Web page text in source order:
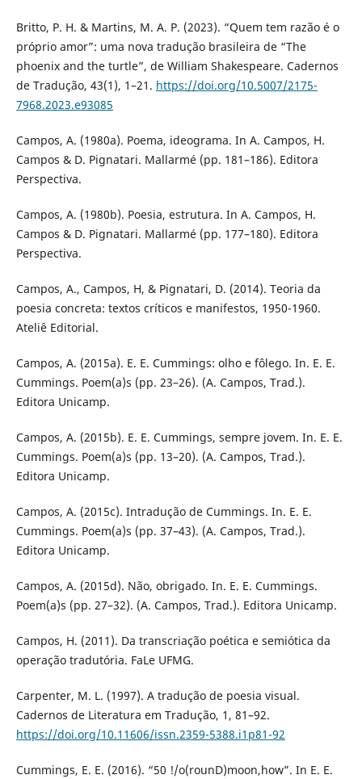
Britto, P. H. & Martins, M. A. P. (2023). “Quem tem razão é o
próprio amor”: uma nova tradução brasileira de “The
phoenix and the turtle”, de William Shakespeare. Cadernos
de Tradução, 43(1), 1–21. https://doi.org/10.5007/2175-
7968.2023.e93085
Campos, A. (1980a). Poema, ideograma. In A. Campos, H.
Campos & D. Pignatari. Mallarmé (pp. 181–186). Editora
Perspectiva.
Campos, A. (1980b). Poesia, estrutura. In A. Campos, H.
Campos & D. Pignatari. Mallarmé (pp. 177–180). Editora
Perspectiva.
Campos, A., Campos, H, & Pignatari, D. (2014). Teoria da
poesia concreta: textos críticos e manifestos, 1950-1960.
Ateliê Editorial.
Campos, A. (2015a). E. E. Cummings: olho e fôlego. In. E. E.
Cummings. Poem(a)s (pp. 23–26). (A. Campos, Trad.).
Editora Unicamp.
Campos, A. (2015b). E. E. Cummings, sempre jovem. In. E. E.
Cummings. Poem(a)s (pp. 13–20). (A. Campos, Trad.).
Editora Unicamp.
Campos, A. (2015c). Intradução de Cummings. In. E. E.
Cummings. Poem(a)s (pp. 37–43). (A. Campos, Trad.).
Editora Unicamp.
Campos, A. (2015d). Não, obrigado. In. E. E. Cummings.
Poem(a)s (pp. 27–32). (A. Campos, Trad.). Editora Unicamp.
Campos, H. (2011). Da transcriação poética e semiótica da
operação tradutória. FaLe UFMG.
Carpenter, M. L. (1997). A tradução de poesia visual.
Cadernos de Literatura em Tradução, 1, 81–92.
https://doi.org/10.11606/issn.2359-5388.i1p81-92
Cummings, E. E. (2016). “50 !/o(rounD)moon,how”. In E. E.